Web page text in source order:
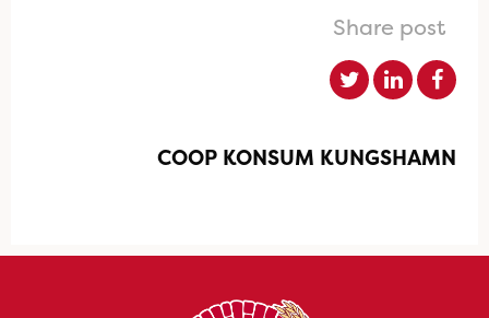
Share post
COOP KONSUM KUNGSHAMN